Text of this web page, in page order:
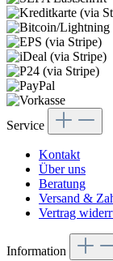
Service
Kontakt
Über uns
Beratung
Versand &
Vertrag
Information